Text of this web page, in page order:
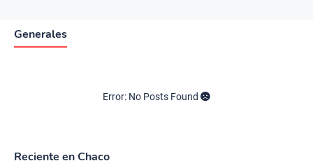
Generales
Error: No Posts Found
Reciente en Chaco